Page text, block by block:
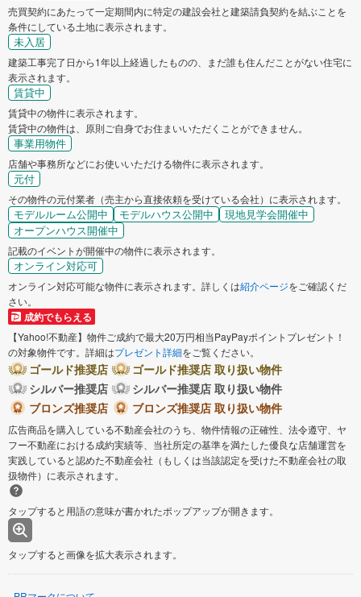
売買契約にあたって一定期間内に特定の建設会社と建築請負契約を結ぶことを
条件にしている土地に表示されます。
未入居
建築工事完了日から1年以上経過したものの、まだ誰も住んだことがない住宅に
表示されます。
賃貸中
賃貸中の物件に表示されます。
賃貸中の物件は、原則ご自身でお住まいいただくことができません。
事業用物件
店舗や事務所などにお使いいただける物件に表示されます。
元付
その物件の元付業者（売主から直接依頼を受けている会社）に表示されます。
モデルルーム公開中 モデルハウス公開中
現地見学会開催中
オープンハウス開催中
記載のイベントが開催中の物件に表示されます。
オンライン対応可
オンライン対応可能な物件に表示されます。詳しくは紹介ページをご確認くだ
さい。
成約でもらえる
【Yahoo!不動産】物件ご成約で最大20万円相当PayPayポイントプレゼント！
の対象物件です。詳細はプレゼント詳細をご覧ください。
ゴールド推奨店
ゴールド推奨店 取り扱い物件
シルバー推奨店
シルバー推奨店 取り扱い物件
ブロンズ推奨店
ブロンズ推奨店 取り扱い物件
広告商品を購入している不動産会社のうち、物件情報の正確性、法令遵守、ヤ
フー不動産における成約実績等、当社所定の基準を満たした優良な店舗運営を
実践していると認めた不動産会社（もしくは当該認定を受けた不動産会社の取
扱物件）に表示されます。
タップすると用語の意味が書かれたポップアップが開きます。
タップすると画像を拡大表示されます。